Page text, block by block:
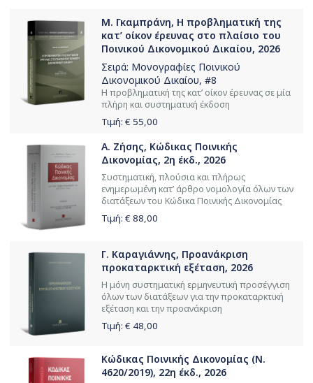
Μ. Γκαμπράνη, Η προβληματική της
κατ’ οίκον έρευνας στο πλαίσιο του
Ποινικού Δικονομικού Δικαίου, 2026
Σειρά: Μονογραφίες Ποινικού
Δικονομικού Δικαίου, #8
Η προβληματική της κατ’ οίκον έρευνας σε μία
πλήρη και συστηματική έκδοση
Τιμή: € 55,00
Α. Ζήσης, Κώδικας Ποινικής
Δικονομίας, 2η έκδ., 2026
Συστηματική, πλούσια και πλήρως
ενημερωμένη κατ’ άρθρο νομολογία όλων των
διατάξεων του Κώδικα Ποινικής Δικονομίας
Τιμή: € 88,00
Γ. Καραγιάννης, Προανάκριση
προκαταρκτική εξέταση, 2026
Η μόνη συστηματική ερμηνευτική προσέγγιση
όλων των διατάξεων για την προκαταρκτική
εξέταση και την προανάκριση
Τιμή: € 48,00
Κώδικας Ποινικής Δικονομίας (Ν.
4620/2019), 22η έκδ., 2026